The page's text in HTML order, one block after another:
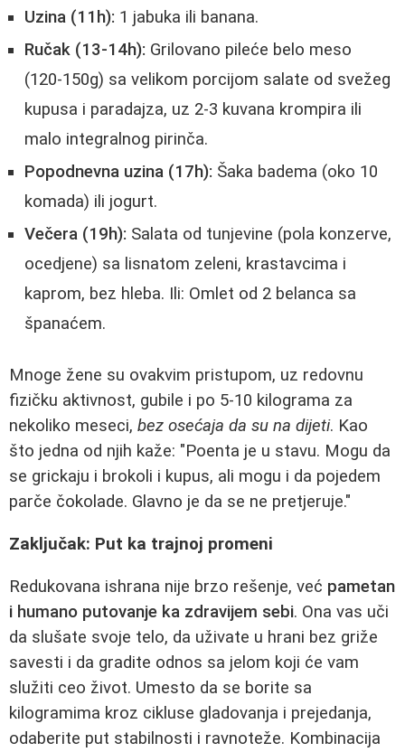
Uzina (11h): 1 jabuka ili banana.
Ručak (13-14h): Grilovano pileće belo meso
(120-150g) sa velikom porcijom salate od svežeg
kupusa i paradajza, uz 2-3 kuvana krompira ili
malo integralnog pirinča.
Popodnevna uzina (17h): Šaka badema (oko 10
komada) ili jogurt.
Večera (19h): Salata od tunjevine (pola konzerve,
ocedjene) sa lisnatom zeleni, krastavcima i
kaprom, bez hleba. Ili: Omlet od 2 belanca sa
španaćem.
Mnoge žene su ovakvim pristupom, uz redovnu
fizičku aktivnost, gubile i po 5-10 kilograma za
nekoliko meseci, bez osećaja da su na dijeti. Kao
što jedna od njih kaže: "Poenta je u stavu. Mogu da
se grickaju i brokoli i kupus, ali mogu i da pojedem
parče čokolade. Glavno je da se ne pretjeruje."
Zaključak: Put ka trajnoj promeni
Redukovana ishrana nije brzo rešenje, već pametan
i humano putovanje ka zdravijem sebi. Ona vas uči
da slušate svoje telo, da uživate u hrani bez griže
savesti i da gradite odnos sa jelom koji će vam
služiti ceo život. Umesto da se borite sa
kilogramima kroz cikluse gladovanja i prejedanja,
odaberite put stabilnosti i ravnoteže. Kombinacija